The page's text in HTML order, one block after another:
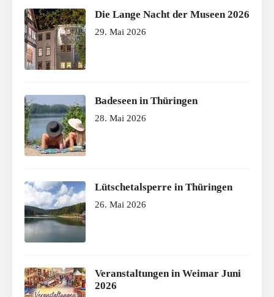
Die Lange Nacht der Museen 2026
29. Mai 2026
Badeseen in Thüringen
28. Mai 2026
Lütschetalsperre in Thüringen
26. Mai 2026
Veranstaltungen in Weimar Juni
2026